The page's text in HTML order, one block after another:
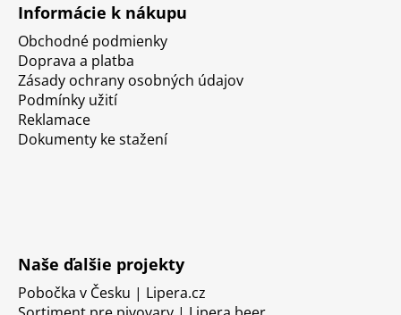
Informácie k nákupu
Obchodné podmienky
Doprava a platba
Zásady ochrany osobných údajov
Podmínky užití
Reklamace
Dokumenty ke stažení
Naše ďalšie projekty
Pobočka v Česku | Lipera.cz